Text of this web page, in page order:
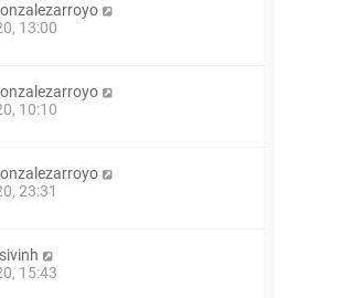
13:00
10:10
23:31
15:43